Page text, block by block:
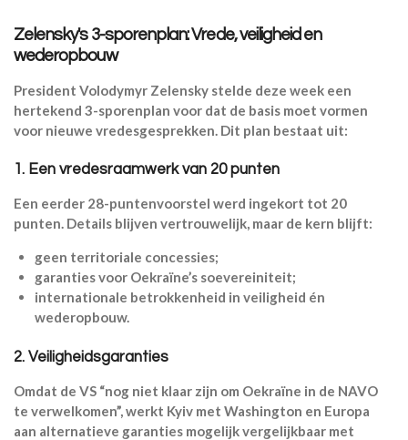
Zelensky's 3-sporenplan: Vrede, veiligheid en
wederopbouw
President Volodymyr Zelensky stelde deze week een
hertekend 3-sporenplan voor dat de basis moet vormen
voor nieuwe vredesgesprekken. Dit plan bestaat uit:
1. Een vredesraamwerk van 20 punten
Een eerder 28-puntenvoorstel werd ingekort tot 20
punten. Details blijven vertrouwelijk, maar de kern blijft:
geen territoriale concessies;
garanties voor Oekraïne’s soevereiniteit;
internationale betrokkenheid in veiligheid én
wederopbouw.
2. Veiligheidsgaranties
Omdat de VS “nog niet klaar zijn om Oekraïne in de NAVO
te verwelkomen”, werkt Kyiv met Washington en Europa
aan alternatieve garanties mogelijk vergelijkbaar met